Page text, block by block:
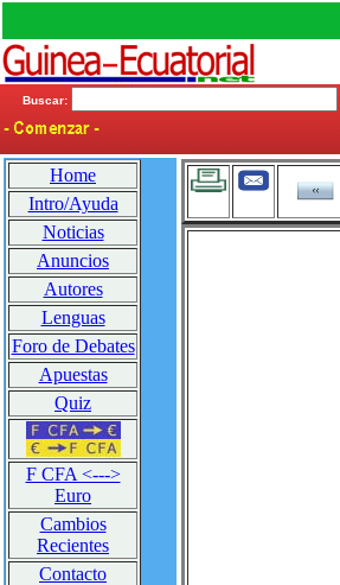
Buscar:
Home
Intro/Ayuda
Noticias
Anuncios
Autores
Lenguas
Foro de Debates
Apuestas
Quiz
F CFA <--->
Euro
Cambios
Recientes
Contacto